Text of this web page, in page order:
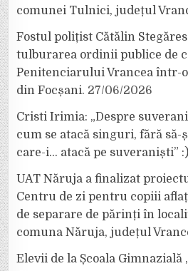
comunei Tulnici, județul
Fostul polițist Cătălin
tulburarea ordinii publice de
Penitenciarului Vrancea într-
din Focșani. 27/06/2026
Cristi Irimia: „Despre
cum se atacă singuri, fără să-
care-i… atacă pe suveraniști” :)
UAT Năruja a finalizat
Centru de zi pentru copiii
de separare de părinți în
comuna Năruja, județul
Elevii de la Școala Gimnazială